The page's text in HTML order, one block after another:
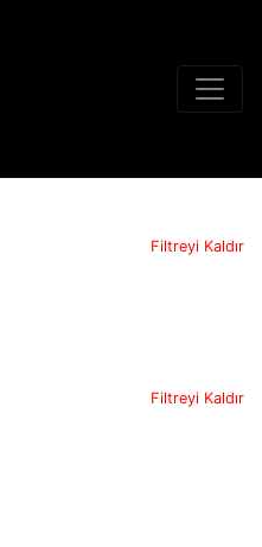
Filtreyi Kaldır
Filtreyi Kaldır